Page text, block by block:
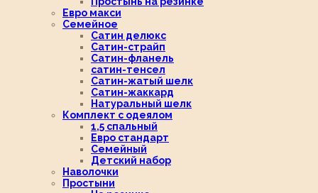
Евро макси
Семейное
Сатин делюкс
Сатин-страйп
Сатин-фланель
сатин-тенсел
Сатин-жатый шелк
Сатин-жаккард
Натуральный шелк
Комплект с одеялом
1,5 спальный
Евро стандарт
Семейный
Детский набор
Наволочки
Простыни